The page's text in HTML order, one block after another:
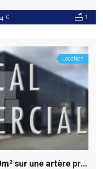
0 1
Location
Local commercial de 140m² sur une artère principale, La Soukra